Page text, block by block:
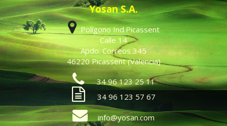
Yosan S.A.
Polígono Ind.Picassent
Calle 14
Apdo. Correos 345
46220 Picassent (Valencia)
34 96 123 25 11
34 96 123 57 67
info@yosan.com